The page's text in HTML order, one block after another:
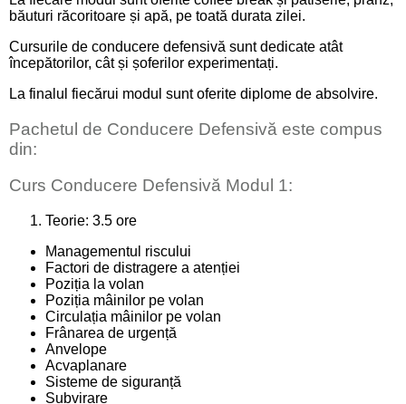
băuturi răcoritoare și apă, pe toată durata zilei.
Cursurile de conducere defensivă sunt dedicate atât
începătorilor, cât și șoferilor experimentați.
La finalul fiecărui modul sunt oferite diplome de absolvire.
Pachetul de Conducere Defensivă este compus
din:
Curs Conducere Defensivă Modul 1:
Teorie: 3.5 ore
Managementul riscului
Factori de distragere a atenției
Poziția la volan
Poziția mâinilor pe volan
Circulația mâinilor pe volan
Frânarea de urgență
Anvelope
Acvaplanare
Sisteme de siguranță
Subvirare